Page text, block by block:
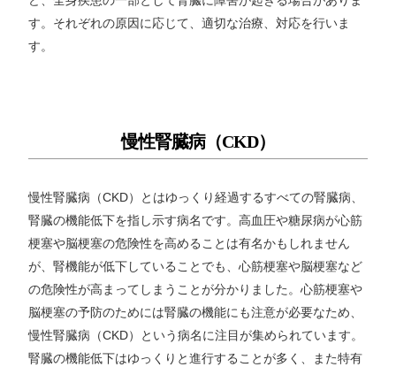
す。それぞれの原因に応じて、適切な治療、対応を行いま
す。
慢性腎臓病（CKD）
慢性腎臓病（CKD）とはゆっくり経過するすべての腎臓病、
腎臓の機能低下を指し示す病名です。高血圧や糖尿病が心筋
梗塞や脳梗塞の危険性を高めることは有名かもしれません
が、腎機能が低下していることでも、心筋梗塞や脳梗塞など
の危険性が高まってしまうことが分かりました。心筋梗塞や
脳梗塞の予防のためには腎臓の機能にも注意が必要なため、
慢性腎臓病（CKD）という病名に注目が集められています。
腎臓の機能低下はゆっくりと進行することが多く、また特有